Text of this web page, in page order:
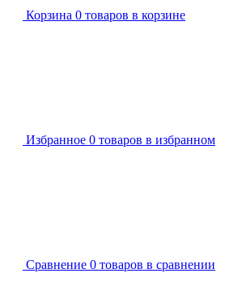
Корзина 0 товаров в корзине
Избранное 0 товаров в избранном
Сравнение 0 товаров в сравнении